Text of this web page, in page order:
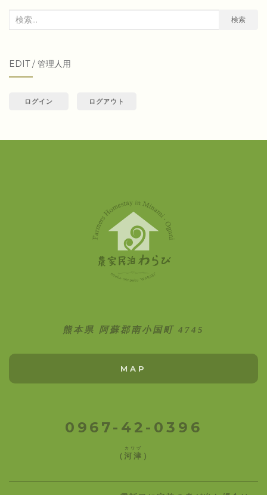
検
象:
検索
EDIT / 管理人用
ログイン ログアウト
熊本県 阿蘇郡南小国町 4745
MAP
0967-42-0396
（河津
カワヅ
）